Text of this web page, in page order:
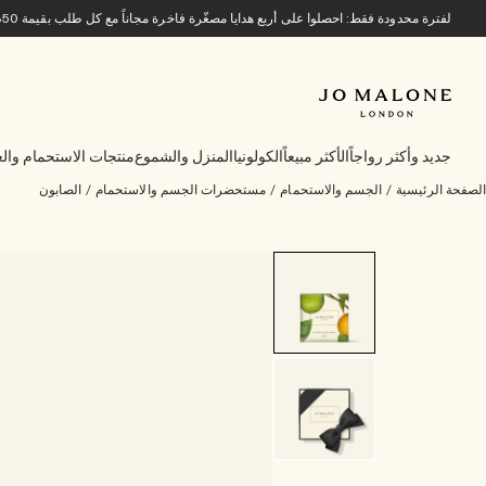
لفترة محدودة فقط: احصلوا على أربع هدايا مصغّرة فاخرة مجاناً مع كل طلب بقيمة 850 ريالاً سعودياً أو أكثر.
جديد وأكثر رواجاً الأكثر مبيعاً الكولونيا المنزل والشموعمنتجات الاستحمام
الصفحة الرئيسية / الجسم والاستحمام / مستحضرات الجسم والاستحمام / الصابون